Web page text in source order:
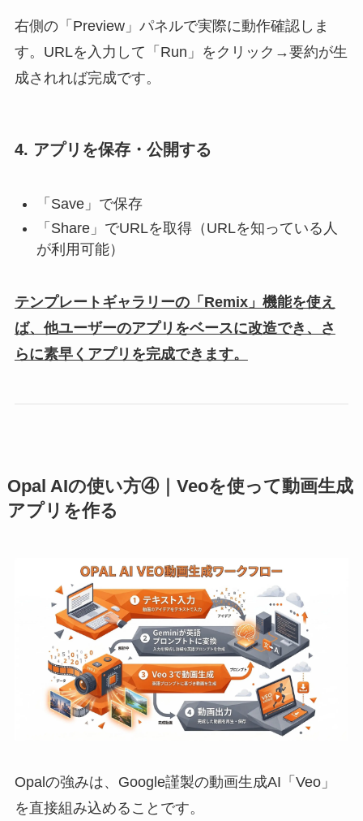
右側の「Preview」パネルで実際に動作確認しま
す。URLを入力して「Run」をクリック→要約が生
成されれば完成です。
4. アプリを保存・公開する
「Save」で保存
「Share」でURLを取得（URLを知っている人
が利用可能）
テンプレートギャラリーの「Remix」機能を使え
ば、他ユーザーのアプリをベースに改造でき、さ
らに素早くアプリを完成できます。
Opal AIの使い方④｜Veoを使って動画生成
アプリを作る
Opalの強みは、Google謹製の動画生成AI「Veo」
を直接組み込めることです。